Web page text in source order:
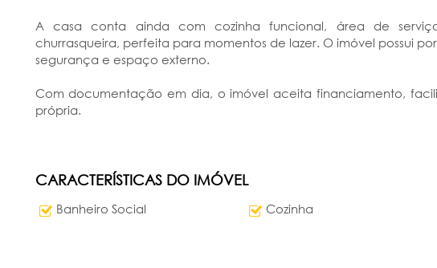
A casa conta ainda com cozinha funcional, área de
churrasqueira, perfeita para momentos de lazer. O imóvel possui
segurança e espaço externo.
Com documentação em dia, o imóvel aceita financiamento,
própria.
CARACTERÍSTICAS DO IMÓVEL
Banheiro Social Cozinha